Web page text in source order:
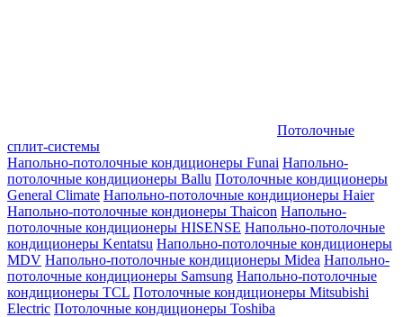
Потолочные
сплит-системы
Напольно-потолочные кондиционеры Funai Напольно-
потолочные кондиционеры Ballu Потолочные кондиционеры
General Climate Напольно-потолочные кондиционеры Haier
Напольно-потолочные кондионеры Thaicon Напольно-
потолочные кондиционеры HISENSE Напольно-потолочные
кондиционеры Kentatsu Напольно-потолочные кондиционеры
MDV Напольно-потолочные кондиционеры Midea Напольно-
потолочные кондиционеры Samsung Напольно-потолочные
кондиционеры TCL Потолочные кондиционеры Mitsubishi
Electric Потолочные кондиционеры Toshiba